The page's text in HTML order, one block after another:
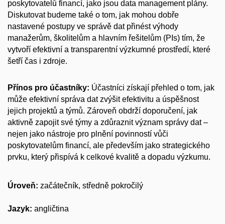
poskytovatelů financí, jako jsou data management plány.
Diskutovat budeme také o tom, jak mohou dobře
nastavené postupy ve správě dat přinést výhody
manažerům, školitelům a hlavním řešitelům (PIs) tím, že
vytvoří efektivní a transparentní výzkumné prostředí, které
šetří čas i zdroje.
Přínos pro účastníky: Účastníci získají přehled o tom, jak
může efektivní správa dat zvýšit efektivitu a úspěšnost
jejich projektů a týmů. Zároveň obdrží doporučení, jak
aktivně zapojit své týmy a zdůraznit význam správy dat –
nejen jako nástroje pro plnění povinností vůči
poskytovatelům financí, ale především jako strategického
prvku, který přispívá k celkové kvalitě a dopadu výzkumu.
Úroveň: začátečník, středně pokročilý
Jazyk: angličtina